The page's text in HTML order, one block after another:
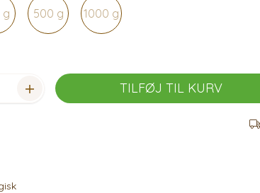
g 500 g 1000 g
TILFØJ TIL KURV